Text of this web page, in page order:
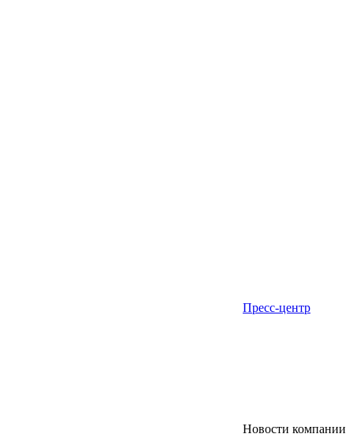
Пресс-центр
Новости компании